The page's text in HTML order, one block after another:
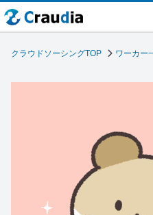
クラウドソーシングTOP ワーカー